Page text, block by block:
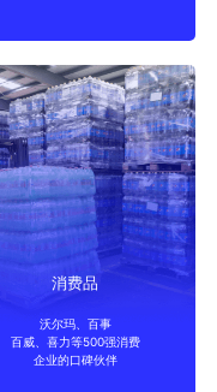
消费品
消费品
沃尔玛、百事
百威、喜力等500强消费
企业的口碑伙伴